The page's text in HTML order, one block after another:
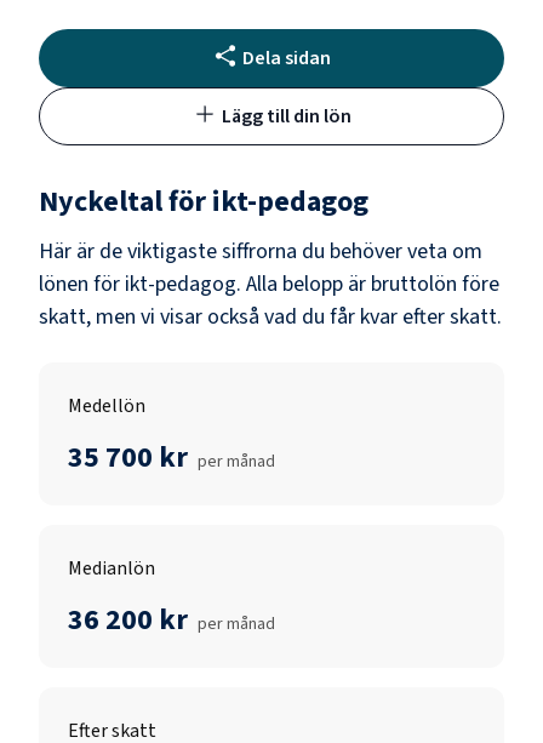
Dela sidan
Lägg till din lön
Nyckeltal förikt-pedagog
Här är de viktigaste siffrorna du behöver veta om
lönen för ikt-pedagog. Alla belopp är bruttolön före
skatt, men vi visar också vad du får kvar efter skatt.
Medellön
35 700 kr per månad
Medianlön
36 200 kr per månad
Efter skatt